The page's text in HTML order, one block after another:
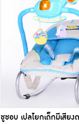
ชูชอบ เปลโยกเด็กมีเสีย